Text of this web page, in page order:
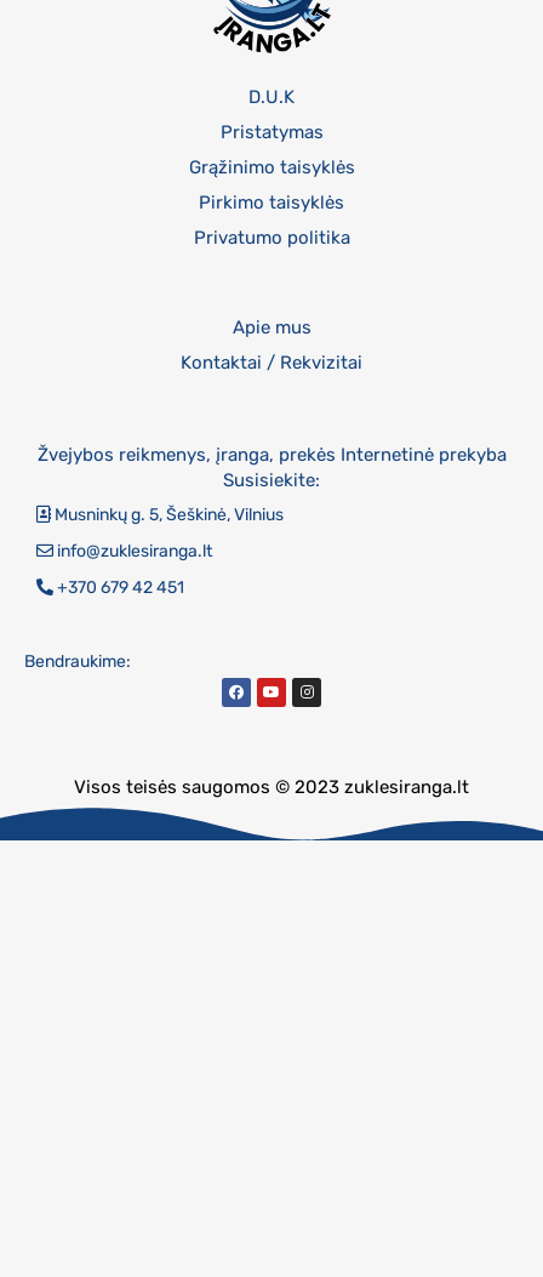
D.U.K
Pristatymas
Grąžinimo taisyklės
Pirkimo taisyklės
Privatumo politika
Apie mus
Kontaktai / Rekvizitai
Žvejybos reikmenys, įranga, prekės Internetinė prekyba
Susisiekite:
Musninkų g. 5, Šeškinė, Vilnius
info@zuklesiranga.lt
+370 679 42 451
Bendraukime:
Visos teisės saugomos © 2023 zuklesiranga.lt